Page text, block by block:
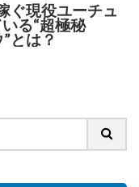
ぐ現役ユーチュ
る“超極秘
とは？